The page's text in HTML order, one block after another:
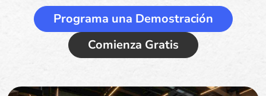
Programa una Demostración
Comienza Gratis